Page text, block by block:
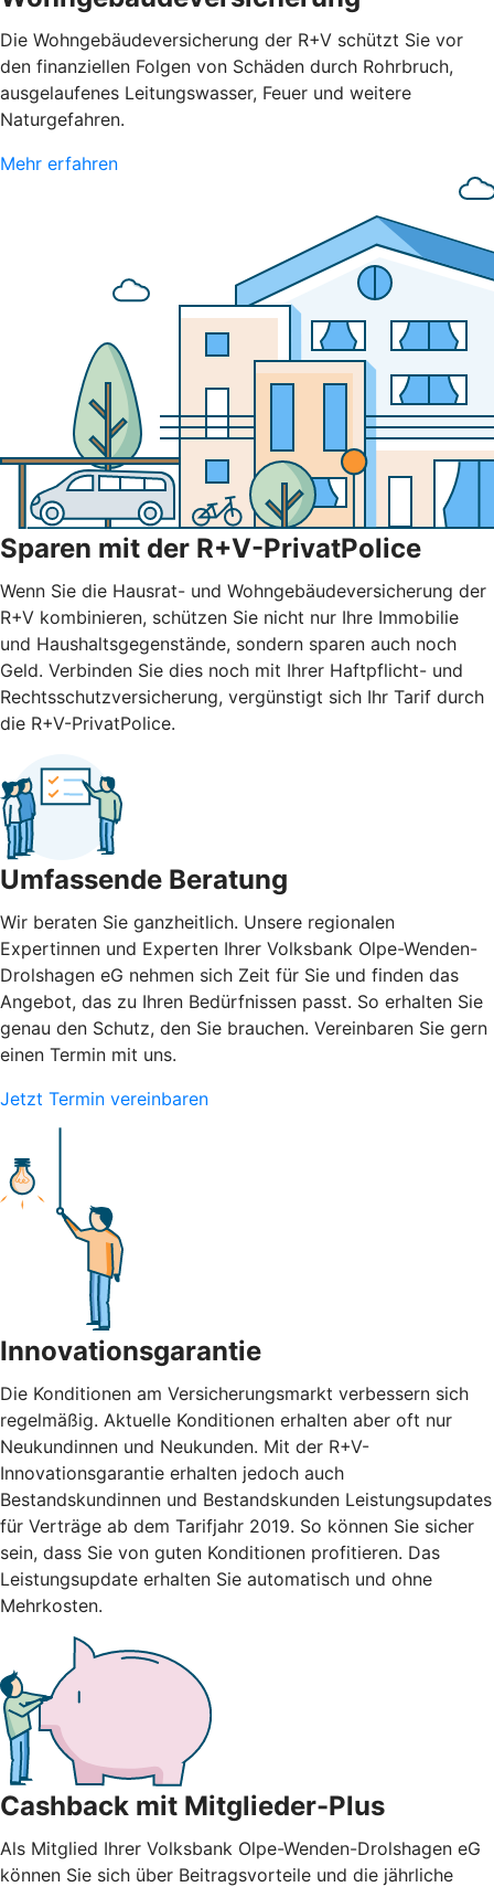
Die Wohngebäudeversicherung der R+V schützt Sie vor
den finanziellen Folgen von Schäden durch Rohrbruch,
ausgelaufenes Leitungswasser, Feuer und weitere
Naturgefahren.
Mehr erfahren
Sparen mit der R+V-PrivatPolice
Wenn Sie die Hausrat- und Wohngebäudeversicherung der
R+V kombinieren, schützen Sie nicht nur Ihre Immobilie
und Haushaltsgegenstände, sondern sparen auch noch
Geld. Verbinden Sie dies noch mit Ihrer Haftpflicht- und
Rechtsschutzversicherung, vergünstigt sich Ihr Tarif durch
die R+V-PrivatPolice.
Umfassende Beratung
Wir beraten Sie ganzheitlich. Unsere regionalen
Expertinnen und Experten Ihrer Volksbank Olpe-Wenden-
Drolshagen eG nehmen sich Zeit für Sie und finden das
Angebot, das zu Ihren Bedürfnissen passt. So erhalten Sie
genau den Schutz, den Sie brauchen. Vereinbaren Sie gern
einen Termin mit uns.
Jetzt Termin vereinbaren
Innovationsgarantie
Die Konditionen am Versicherungsmarkt verbessern sich
regelmäßig. Aktuelle Konditionen erhalten aber oft nur
Neukundinnen und Neukunden. Mit der R+V-
Innovationsgarantie erhalten jedoch auch
Bestandskundinnen und Bestandskunden Leistungsupdates
für Verträge ab dem Tarifjahr 2019. So können Sie sicher
sein, dass Sie von guten Konditionen profitieren. Das
Leistungsupdate erhalten Sie automatisch und ohne
Mehrkosten.
Cashback mit Mitglieder-Plus
Als Mitglied Ihrer Volksbank Olpe-Wenden-Drolshagen eG
können Sie sich über Beitragsvorteile und die jährliche